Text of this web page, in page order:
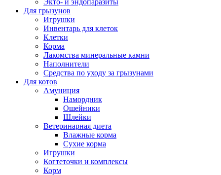
Экто- и эндопаразиты
Для грызунов
Игрушки
Инвентарь для клеток
Клетки
Корма
Лакомства минеральные камни
Наполнители
Средства по уходу за грызунами
Для котов
Амуниция
Намордник
Ошейники
Шлейки
Ветеринарная диета
Влажные корма
Сухие корма
Игрушки
Когтеточки и комплексы
Корм